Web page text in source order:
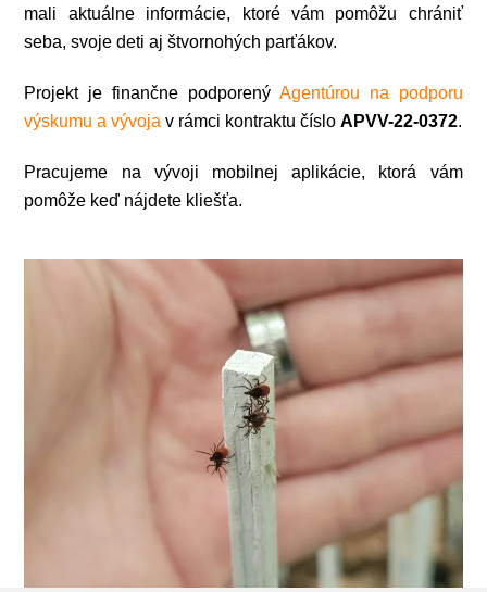
mali aktuálne informácie, ktoré vám pomôžu chrániť
seba, svoje deti aj štvornohých parťákov.
Projekt je finančne podporený Agentúrou na podporu
výskumu a vývoja v rámci kontraktu čísloAPVV-22-0372.
Pracujeme na vývoji mobilnej aplikácie, ktorá vám
pomôže keď nájdete kliešťa.